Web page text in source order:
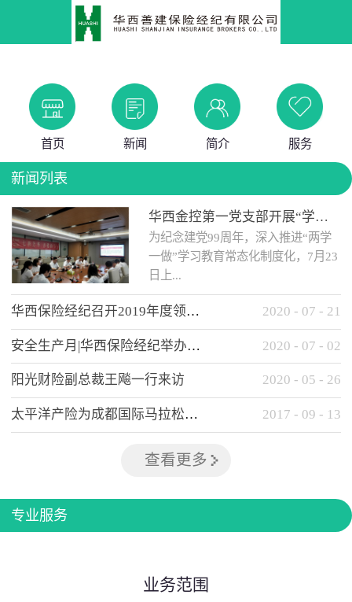
首页 新闻 简介 服务
新闻列表
华西金控第一党支部开展“学党史 知党情 做合格党员”主题教育工作会
为纪念建党99周年，深入推进“两学
一做”学习教育常态化制度化，7月23
日上...
午，华西金控第一党支部举办了“学
党史、知党情、...
华西保险经纪召开2019年度领导班子述职考核工作会 2020 - 07 - 21
安全生产月|华西保险经纪举办应急消防安全知识培训 2020 - 07 - 02
阳光财险副总裁王飚一行来访 2020 - 05 - 26
太平洋产险为成都国际马拉松提供全方位保险保障 2017 - 09 - 13
查看更多
专业服务
业务范围